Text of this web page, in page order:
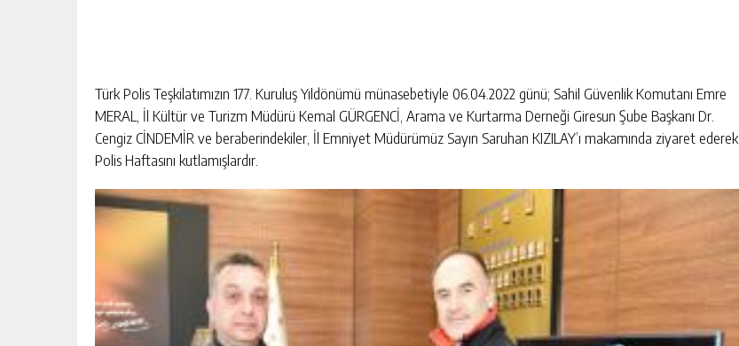
Türk Polis Teşkilatımızın 177. Kuruluş Yıldönümü münasebetiyle 06.04.2022 günü; Sahil Güvenlik Komutanı Emre
MERAL, İl Kültür ve Turizm Müdürü Kemal GÜRGENCİ, Arama ve Kurtarma Derneği Giresun Şube Başkanı Dr.
Cengiz CİNDEMİR ve beraberindekiler, İl Emniyet Müdürümüz Sayın Saruhan KIZILAY’ı makamında ziyaret ederek
Polis Haftasını kutlamışlardır.